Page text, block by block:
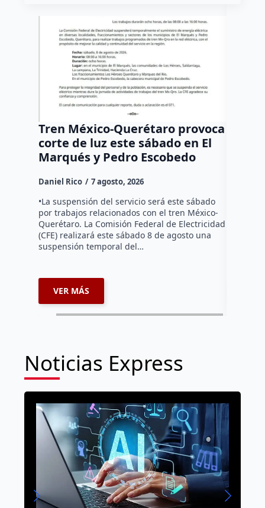
Tren México-Querétaro provoca
corte de luz este sábado en El
Marqués y Pedro Escobedo
Daniel Rico 7 agosto, 2026
•La suspensión del servicio será este sábado
por trabajos relacionados con el tren México-
Querétaro. La Comisión Federal de Electricidad
(CFE) realizará este sábado 8 de agosto una
suspensión temporal del…
VER MÁS
Noticias Express